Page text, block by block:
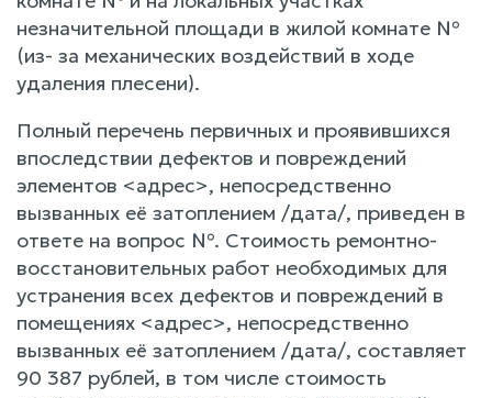
незначительной площади в жилой комнате №
(из- за механических воздействий в ходе
удаления плесени).
Полный перечень первичных и проявившихся
впоследствии дефектов и повреждений
элементов <адрес>, непосредственно
вызванных её затоплением /дата/, приведен в
ответе на вопрос №. Стоимость ремонтно-
восстановительных работ необходимых для
устранения всех дефектов и повреждений в
помещениях <адрес>, непосредственно
вызванных её затоплением /дата/, составляет
90 387 рублей, в том числе стоимость